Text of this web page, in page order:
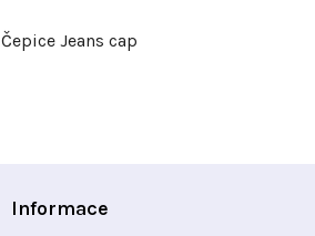
Čepice Jeans cap
Informace